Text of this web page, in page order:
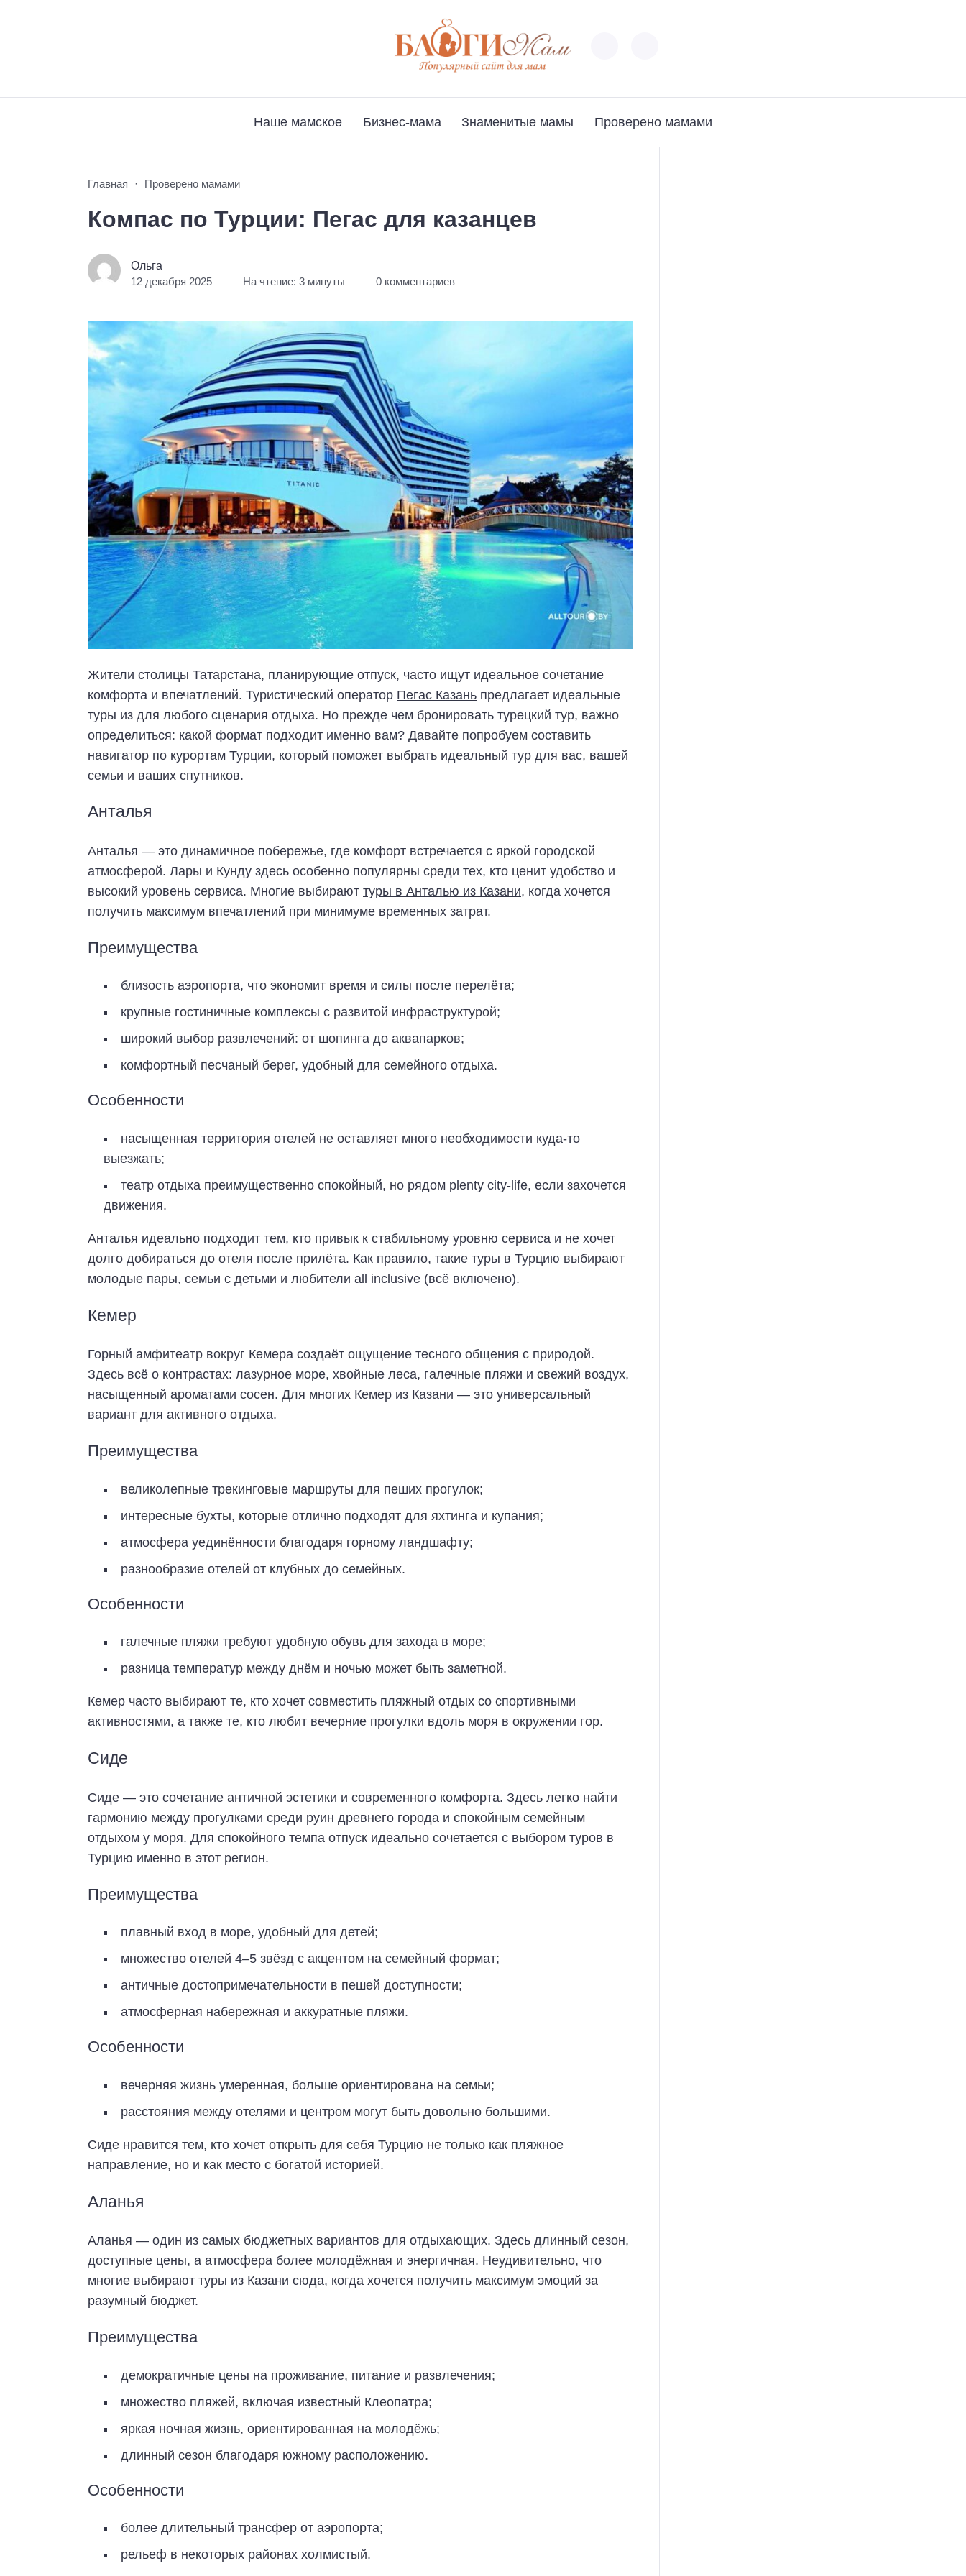
Наше мамское Бизнес-мама Знаменитые мамы Проверено мамами
Главная Проверено мамами
Компас по Турции: Пегас для казанцев
Ольга
12 декабря 2025 На чтение: 3 минуты 0 комментариев
Жители столицы Татарстана, планирующие отпуск, часто ищут идеальное сочетание
комфорта и впечатлений. Туристический оператор Пегас Казань предлагает идеальные
туры из для любого сценария отдыха. Но прежде чем бронировать турецкий тур, важно
определиться: какой формат подходит именно вам? Давайте попробуем составить
навигатор по курортам Турции, который поможет выбрать идеальный тур для вас, вашей
семьи и ваших спутников.
Анталья
Анталья — это динамичное побережье, где комфорт встречается с яркой городской
атмосферой. Лары и Кунду здесь особенно популярны среди тех, кто ценит удобство и
высокий уровень сервиса. Многие выбирают туры в Анталью из Казани, когда хочется
получить максимум впечатлений при минимуме временных затрат.
Преимущества
близость аэропорта, что экономит время и силы после перелёта;
крупные гостиничные комплексы с развитой инфраструктурой;
широкий выбор развлечений: от шопинга до аквапарков;
комфортный песчаный берег, удобный для семейного отдыха.
Особенности
насыщенная территория отелей не оставляет много необходимости куда-то
выезжать;
театр отдыха преимущественно спокойный, но рядом plenty city-life, если захочется
движения.
Анталья идеально подходит тем, кто привык к стабильному уровню сервиса и не хочет
долго добираться до отеля после прилёта. Как правило, такие туры в Турцию выбирают
молодые пары, семьи с детьми и любители all inclusive (всё включено).
Кемер
Горный амфитеатр вокруг Кемера создаёт ощущение тесного общения с природой.
Здесь всё о контрастах: лазурное море, хвойные леса, галечные пляжи и свежий воздух,
насыщенный ароматами сосен. Для многих Кемер из Казани — это универсальный
вариант для активного отдыха.
Преимущества
великолепные трекинговые маршруты для пеших прогулок;
интересные бухты, которые отлично подходят для яхтинга и купания;
атмосфера уединённости благодаря горному ландшафту;
разнообразие отелей от клубных до семейных.
Особенности
галечные пляжи требуют удобную обувь для захода в море;
разница температур между днём и ночью может быть заметной.
Кемер часто выбирают те, кто хочет совместить пляжный отдых со спортивными
активностями, а также те, кто любит вечерние прогулки вдоль моря в окружении гор.
Сиде
Сиде — это сочетание античной эстетики и современного комфорта. Здесь легко найти
гармонию между прогулками среди руин древнего города и спокойным семейным
отдыхом у моря. Для спокойного темпа отпуск идеально сочетается с выбором туров в
Турцию именно в этот регион.
Преимущества
плавный вход в море, удобный для детей;
множество отелей 4–5 звёзд с акцентом на семейный формат;
античные достопримечательности в пешей доступности;
атмосферная набережная и аккуратные пляжи.
Особенности
вечерняя жизнь умеренная, больше ориентирована на семьи;
расстояния между отелями и центром могут быть довольно большими.
Сиде нравится тем, кто хочет открыть для себя Турцию не только как пляжное
направление, но и как место с богатой историей.
Аланья
Аланья — один из самых бюджетных вариантов для отдыхающих. Здесь длинный сезон,
доступные цены, а атмосфера более молодёжная и энергичная. Неудивительно, что
многие выбирают туры из Казани сюда, когда хочется получить максимум эмоций за
разумный бюджет.
Преимущества
демократичные цены на проживание, питание и развлечения;
множество пляжей, включая известный Клеопатра;
яркая ночная жизнь, ориентированная на молодёжь;
длинный сезон благодаря южному расположению.
Особенности
более длительный трансфер от аэропорта;
рельеф в некоторых районах холмистый.